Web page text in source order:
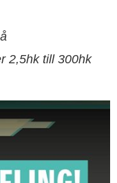
2,5hk till 300hk